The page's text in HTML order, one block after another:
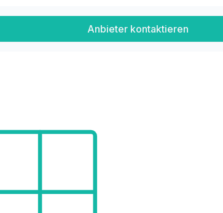
Anbieter kontaktieren